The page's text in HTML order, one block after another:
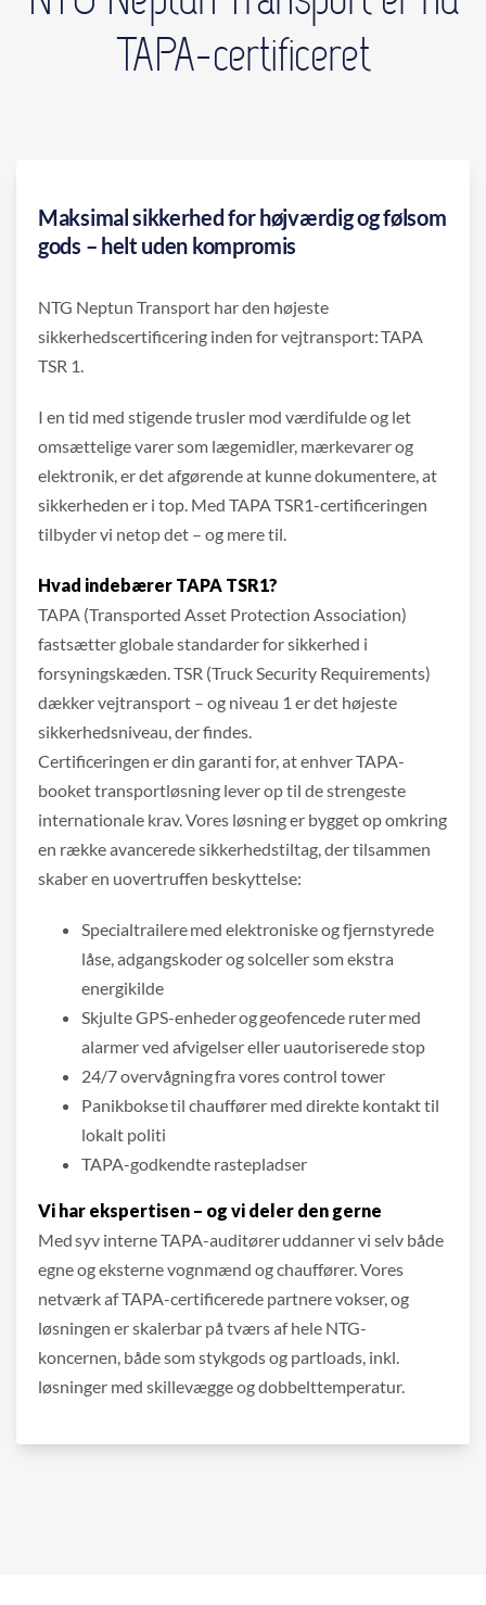
TAPA-certificeret
Maksimal sikkerhed for højværdig og følsom
gods – helt uden kompromis
NTG Neptun Transport har den højeste
sikkerhedscertificering inden for vejtransport: TAPA
TSR 1.
I en tid med stigende trusler mod værdifulde og let
omsættelige varer som lægemidler, mærkevarer og
elektronik, er det afgørende at kunne dokumentere, at
sikkerheden er i top. Med TAPA TSR1-certificeringen
tilbyder vi netop det – og mere til.
Hvad indebærer TAPA TSR1?
TAPA (Transported Asset Protection Association)
fastsætter globale standarder for sikkerhed i
forsyningskæden. TSR (Truck Security Requirements)
dækker vejtransport – og niveau 1 er det højeste
sikkerhedsniveau, der findes.
Certificeringen er din garanti for, at enhver TAPA-
booket transportløsning lever op til de strengeste
internationale krav. Vores løsning er bygget op omkring
en række avancerede sikkerhedstiltag, der tilsammen
skaber en uovertruffen beskyttelse:
Specialtrailere med elektroniske og fjernstyrede
låse, adgangskoder og solceller som ekstra
energikilde
Skjulte GPS-enheder og geofencede ruter med
alarmer ved afvigelser eller uautoriserede stop
24/7 overvågning fra vores control tower
Panikbokse til chauffører med direkte kontakt til
lokalt politi
TAPA-godkendte rastepladser
Vi har ekspertisen – og vi deler den gerne
Med syv interne TAPA-auditører uddanner vi selv både
egne og eksterne vognmænd og chauffører. Vores
netværk af TAPA-certificerede partnere vokser, og
løsningen er skalerbar på tværs af hele NTG-
koncernen, både som stykgods og partloads, inkl.
løsninger med skillevægge og dobbelttemperatur.